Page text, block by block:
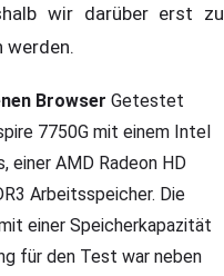
wir darüber erst zu
werden.
Browser Getestet
7750G mit einem Intel
einer AMD Radeon HD
Arbeitsspeicher. Die
einer Speicherkapazität
für den Test war neben